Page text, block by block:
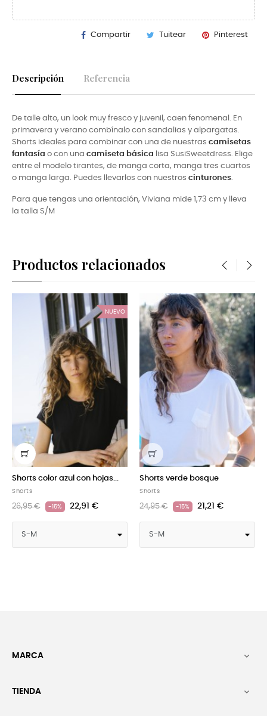
Compartir Tuitear Pinterest
Descripción Referencia
De talle alto, un look muy fresco y juvenil, caen fenomenal. En
primavera y verano combínalo con sandalias y alpargatas.
Shorts ideales para combinar con una de nuestras camisetas
fantasía o con una camiseta básica lisa SusiSweetdress. Elige
entre el modelo tirantes, de manga corta, manga tres cuartos
o manga larga. Puedes llevarlos con nuestros cinturones.
Para que tengas una orientación, Viviana mide 1,73 cm y lleva
la talla S/M
Productos relacionados
NUEVO
con hojas...
22,91 €
Shorts verde bosque
24,95 € 21,21 €
Shorts color
24,95 €
MARCA 
TIENDA 